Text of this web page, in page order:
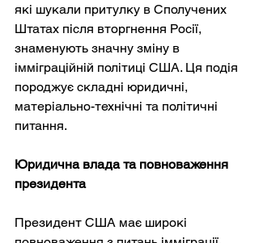
які шукали притулку в Сполучених
Штатах після вторгнення Росії,
знаменують значну зміну в
імміграційній політиці США. Ця подія
породжує складні юридичні,
матеріально-технічні та політичні
питання.
Юридична влада та повноваження
президента
Президент США має широкі